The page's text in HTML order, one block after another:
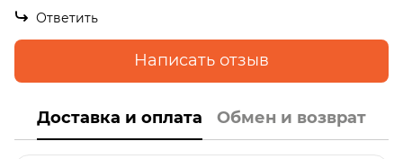
Ответить
Написать отзыв
Доставка и оплата Обмен и возврат